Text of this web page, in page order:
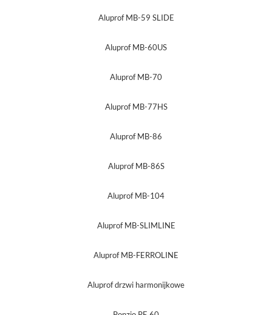
Aluprof MB-59 SLIDE
Aluprof MB-60US
Aluprof MB-70
Aluprof MB-77HS
Aluprof MB-86
Aluprof MB-86S
Aluprof MB-104
Aluprof MB-SLIMLINE
Aluprof MB-FERROLINE
Aluprof drzwi harmonijkowe